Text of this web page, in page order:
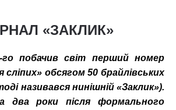
«ЗАКЛИК»
гопобачив світ перший
номер
сліпих» обсягом50 брайлівських
називався нинішній «Заклик»).
два роки після
формального